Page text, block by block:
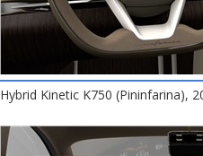
Hybrid Kinetic K750 (Pininfarina),